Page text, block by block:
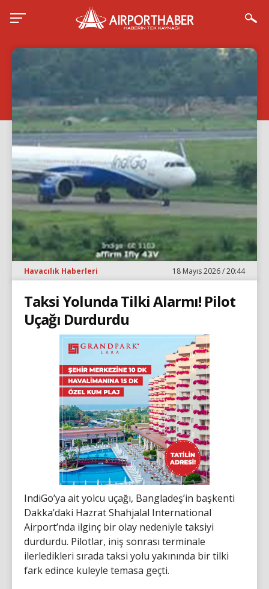
Havacılık Haberleri 18 Mayıs 2026 / 20:44
Taksi Yolunda Tilki Alarmı! Pilot
Uçağı Durdurdu
IndiGo’ya ait yolcu uçağı, Bangladeş’in başkenti
Dakka’daki Hazrat Shahjalal International
Airport’nda ilginç bir olay nedeniyle taksiyi
durdurdu. Pilotlar, iniş sonrası terminale
ilerledikleri sırada taksi yolu yakınında bir tilki
fark edince kuleyle temasa geçti.